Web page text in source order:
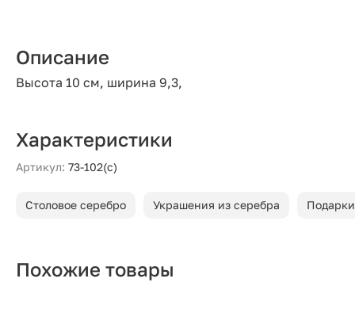
Описание
Высота 10 см, ширина 9,3,
Характеристики
Артикул: 73-102(с)
Столовое серебро Украшения из серебра
Похожие товары